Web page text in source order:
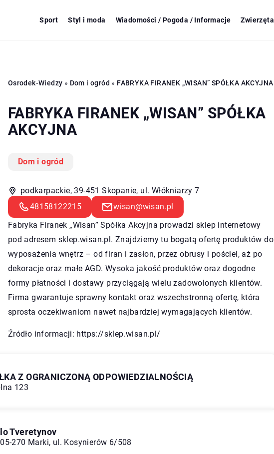
Sport Styl i moda Wiadomości / Pogoda / Informacje Zwierzęta
Osrodek-Wiedzy » Dom i ogród » FABRYKA FIRANEK „WISAN” SPÓŁKA AKCYJNA
FABRYKA FIRANEK „WISAN” SPÓŁKA
AKCYJNA
Dom i ogród
podkarpackie, 39-451 Skopanie, ul. Włókniarzy 7
48158122215
wisan@wisan.pl
Fabryka Firanek „Wisan” Spółka Akcyjna prowadzi sklep internetowy
pod adresem sklep.wisan.pl. Znajdziemy tu bogatą ofertę produktów do
wyposażenia wnętrz – od firan i zasłon, przez obrusy i pościel, aż po
dekoracje oraz małe AGD. Wysoka jakość produktów oraz dogodne
formy płatności i dostawy przyciągają wielu zadowolonych klientów.
Firma gwarantuje sprawny kontakt oraz wszechstronną ofertę, która
sprosta oczekiwaniom nawet najbardziej wymagających klientów.
Źródło informacji: https://sklep.wisan.pl/
Z OGRANICZONĄ ODPOWIEDZIALNOŚCIĄ
123
Tveretynov
270 Marki, ul. Kosynierów 6/508